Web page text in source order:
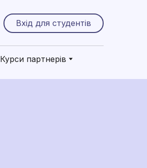
Вхід для студентів
Курси партнерів